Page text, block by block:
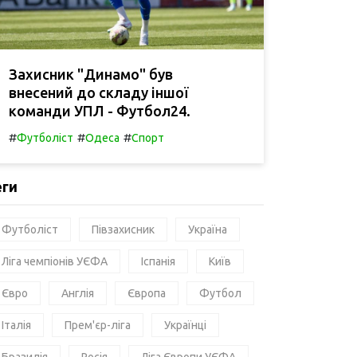
Захисник "Динамо" був
внесений до складу іншої
команди УПЛ - Футбол24.
#Футболіст #Одеса #Спорт
Футболіст Півзахисник Україна
Ліга чемпіонів УЄФА Іспанія Київ
Євро Англія Європа Футбол
Італія Прем'єр-ліга Українці